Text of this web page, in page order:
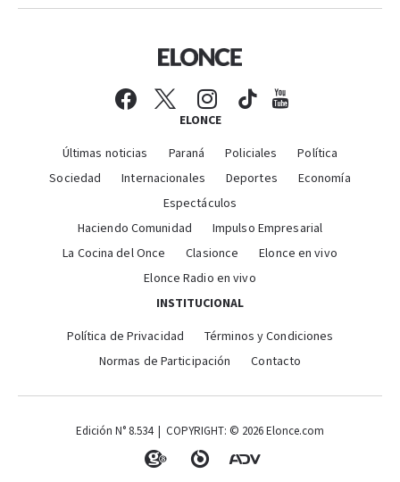
ELONCE
Últimas noticias Paraná Policiales
Política
Sociedad
Internacionales Deportes
Economía
Espectáculos
Haciendo Comunidad
Impulso Empresarial
La Cocina del Once
Clasionce
Elonce en vivo
Elonce Radio en vivo
INSTITUCIONAL
Política de Privacidad
Términos y Condiciones
Normas de Participación
Contacto
Edición N° 8.534 | COPYRIGHT: © 2026 Elonce.com